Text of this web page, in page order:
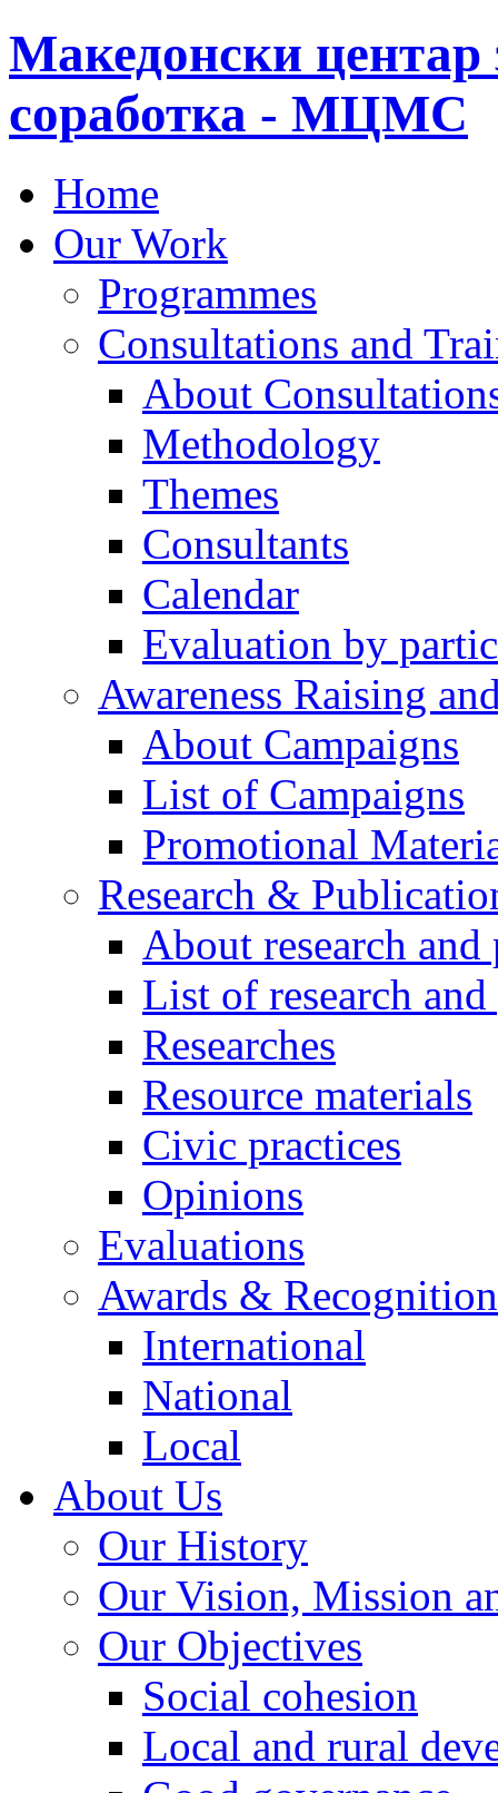
Македонски центар
соработка - МЦМС
Home
Our Work
Programmes
Consultations and
About
Methodology
Themes
Consultants
Calendar
Evaluation by
Awareness Raising
About Campaigns
List of Campaigns
Promotional
Research &
About research
List of research
Researches
Resource materials
Civic practices
Opinions
Evaluations
Awards &
International
National
Local
About Us
Our History
Our Vision, Mission
Our Objectives
Social cohesion
Local and rural